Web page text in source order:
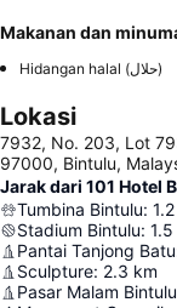
Makanan dan
Hidangan halal (حلال)
Lokasi
7932, No. 203, Lot
97000, Bintulu,
Jarak dari 101 Hotel
Tumbina Bintulu: 1.2
Stadium Bintulu: 1.5
Pantai Tanjong Batu
Sculpture: 2.3 km
Pasar Malam Bintulu